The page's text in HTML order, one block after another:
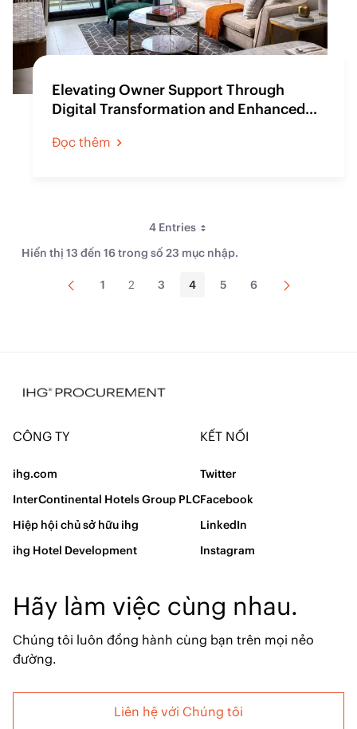
Elevating Owner Support Through
Digital Transformation and Enhanced
Đọc thêm
4 EntriesPer Page
Hiển thị 13 đến 16 trong số 23 mục nhập.
Trang
trước Page
1 Page
2 Page
3 Page
4 Page
5 Page
6 Trang
tiếp
CÔNG TY
ihg.com
InterContinental Hotels Group PLC
Hiệp hội chủ sở hữu ihg
ihg Hotel Development
KẾT NỐI
Twitter
Facebook
LinkedIn
Instagram
Hãy làm việc cùng nhau.
Chúng tôi luôn đồng hành cùng bạn trên mọi nẻo
đường.
Liên hệ với Chúng tôi